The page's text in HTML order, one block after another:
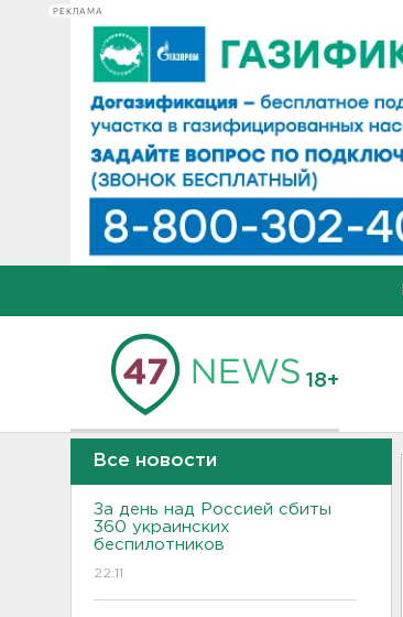
РЕКЛАМА
18+
Все новости
За день над Россией сбиты
360 украинских
беспилотников
22:11